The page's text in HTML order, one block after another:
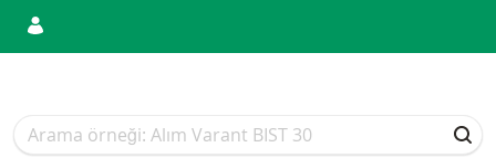
Arama
Arama